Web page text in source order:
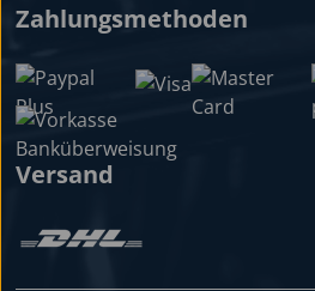
Zahlungsmethoden
Versand